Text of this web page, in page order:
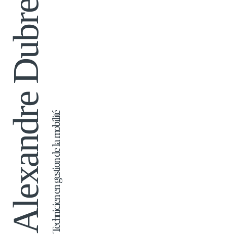
Alexandre Dubreuil Technicien en gestion de la mobilité